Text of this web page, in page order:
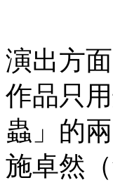
演出方
作品只
蟲」的
施卓然